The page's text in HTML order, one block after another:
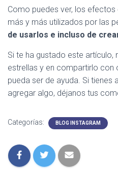
Como puedes ver, los
más y más utilizados por las
de usarlos e incluso de
Si te ha gustado este artículo,
estrellas y en compartirlo con
pueda ser de ayuda. Si tienes
agregar algo, déjanos tus
Categorías: BLOG INSTAGRAM